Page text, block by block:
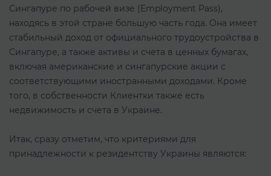
Сингапуре по рабочей визе (Employment Pass),
находясь в этой стране большую часть года. Она имеет
стабильный доход от официального трудоустройства в
Сингапуре, а также активы и счета в ценных бумагах,
включая американские и сингапурские акции с
соответствующими иностранными доходами. Кроме
того, в собственности Клиентки также есть
недвижимость и счета в Украине.
Итак, сразу отметим, что критериями для
принадлежности к резидентству Украины являются: